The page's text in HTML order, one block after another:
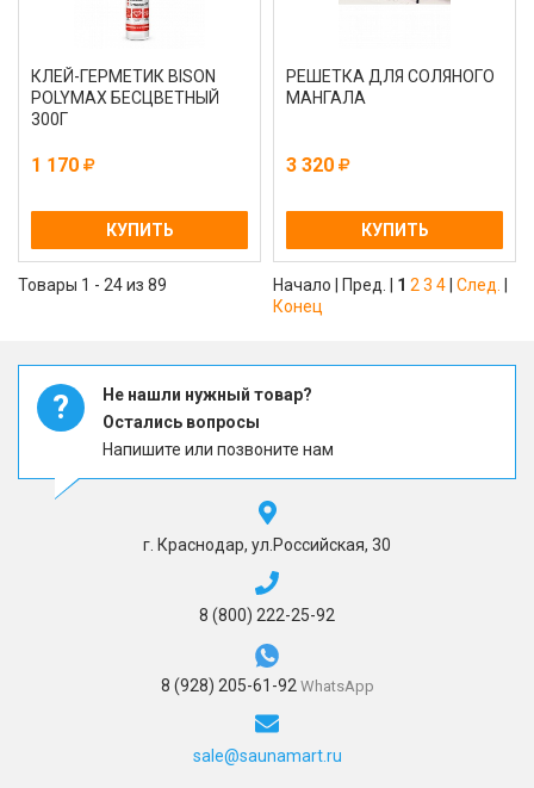
КЛЕЙ-ГЕРМЕТИК BISON
POLYMAX БЕСЦВЕТНЫЙ
300Г
1 170
КУПИТЬ
РЕШЕТКА ДЛЯ СОЛЯНОГО
МАНГАЛА
3 320
КУПИТЬ
Товары 1 - 24 из 89 Начало | Пред. | 1 2 3 4 След.
Конец
?
Не нашли нужный товар?
Остались вопросы
Напишите или позвоните нам
г. Краснодар, ул.Российская, 30
8 (800) 222-25-92
8 (928) 205-61-92 WhatsApp
sale@saunamart.ru